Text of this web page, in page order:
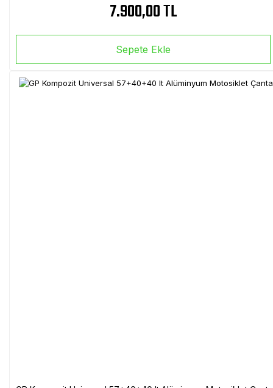
7.900,00 TL
Sepete Ekle